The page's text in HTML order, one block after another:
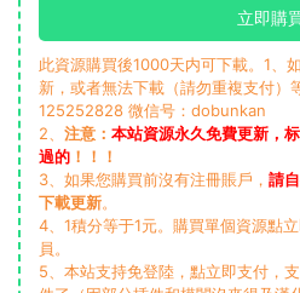
立即購
此資源購買後1000天内可下載。1、
新，或者無法下載（請勿重複支付）
125252828 微信号：dobunkan
2、 注意： 本站資源永久免費更新，
過的 ！！！
3、如果您購買前沒有注冊賬戶， 請
下載更新。
4、1積分等于1元。購買單個資源點
員。
5、本站支持免登陸，點立即支付，